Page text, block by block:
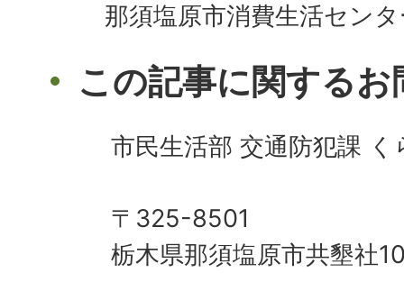
那須塩原市消費生活セン
この記事に関する
市民生活部 交通防犯課 く
〒325-8501
栃木県那須塩原市共墾社